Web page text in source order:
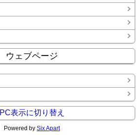
ウェブページ
PC表示に切り替え
Powered by Six Apart